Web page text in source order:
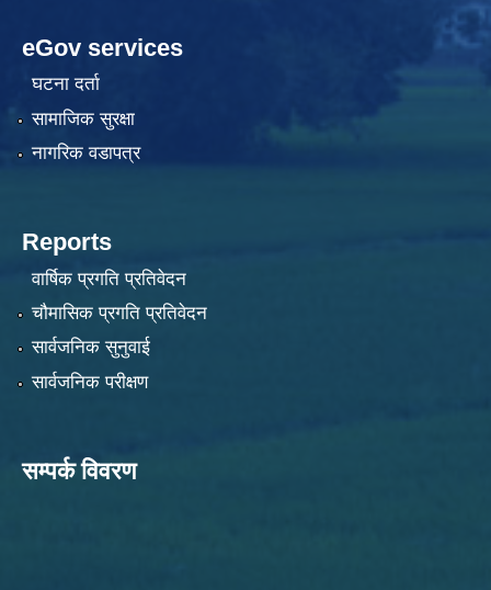
eGov services
घटना दर्ता
सामाजिक सुरक्षा
नागरिक वडापत्र
Reports
वार्षिक प्रगति प्रतिवेदन
चौमासिक प्रगति प्रतिवेदन
सार्वजनिक सुनुवाई
सार्वजनिक परीक्षण
सम्पर्क विवरण